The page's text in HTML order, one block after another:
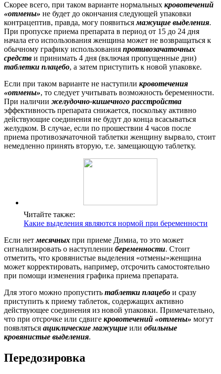
Скорее всего, при таком варианте нормальных кровотечений
«отмены» не будет до окончания следующей упаковки
контрацептив, правда, могу появитьсямажущие выделения.
При пропуске приема препарата в период от 15 до 24 дня
начала его использования женщина может не возвращаться к
обычному графику использования противозачаточных
средств и принимать 4 дня (включая пропущенные дни)
таблетки плацебо, а затем приступить к новой упаковке.
Если при таком варианте не наступили кровотечения
«отмены», то следует учитывать возможность беременности.
При наличии желудочно-кишечного расстройства
эффективность препарата снижается, поскольку активно
действующие соединения не будут до конца всасываться
желудком. В случае, если по прошествии 4 часов после
приема противозачаточной таблетки женщину вырвало, стоит
немедленно принять вторую, т.е. замещающую таблетку.
Читайте также:
Какие выделения являются нормой при беременности
Если нетмесячных при приеме Димиа, то это может
сигнализировать о наступлении беременности. Стоит
отметить, что кровянистые выделения «отмены»женщина
может корректировать, например, отсрочить самостоятельно
при помощи изменения графика приема препарата.
Для этого можно пропустить таблетки плацебо и сразу
приступить к приему таблеток, содержащих активно
действующее соединения из новой упаковки. Примечательно,
что при отсрочке или сдвиге кровотечений «отмены» могут
появляться ациклические мажущие или обильные
кровянистые выделения.
Передозировка